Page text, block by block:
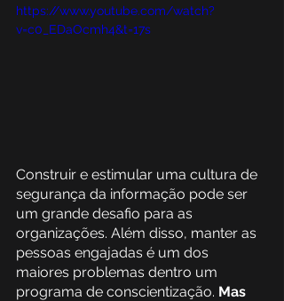
https://www.youtube.com/watch?
v=c0_EDaOcmh4&t=17s
Construir e estimular uma cultura de
segurança da informação pode ser
um grande desafio para as
organizações. Além disso, manter as
pessoas engajadas é um dos
maiores problemas dentro um
programa de conscientização. Mas